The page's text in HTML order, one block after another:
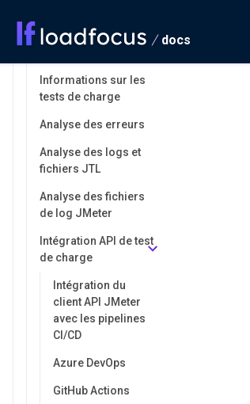
docs
Informations sur les
tests de charge
Analyse des erreurs
Analyse des logs et
fichiers JTL
Analyse des fichiers
de log JMeter
Intégration API de test
de charge
Intégration du
client API JMeter
avec les pipelines
CI/CD
Azure DevOps
GitHub Actions